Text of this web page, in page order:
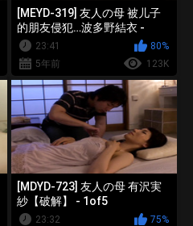
[MEYD-319] 友人の母 被儿子
的朋友侵犯…波多野結衣 -
5of523:41
80%
5年前
123K
[MDYD-723] 友人の母 有沢実
紗【破解】 - 1of5
23:32
75%